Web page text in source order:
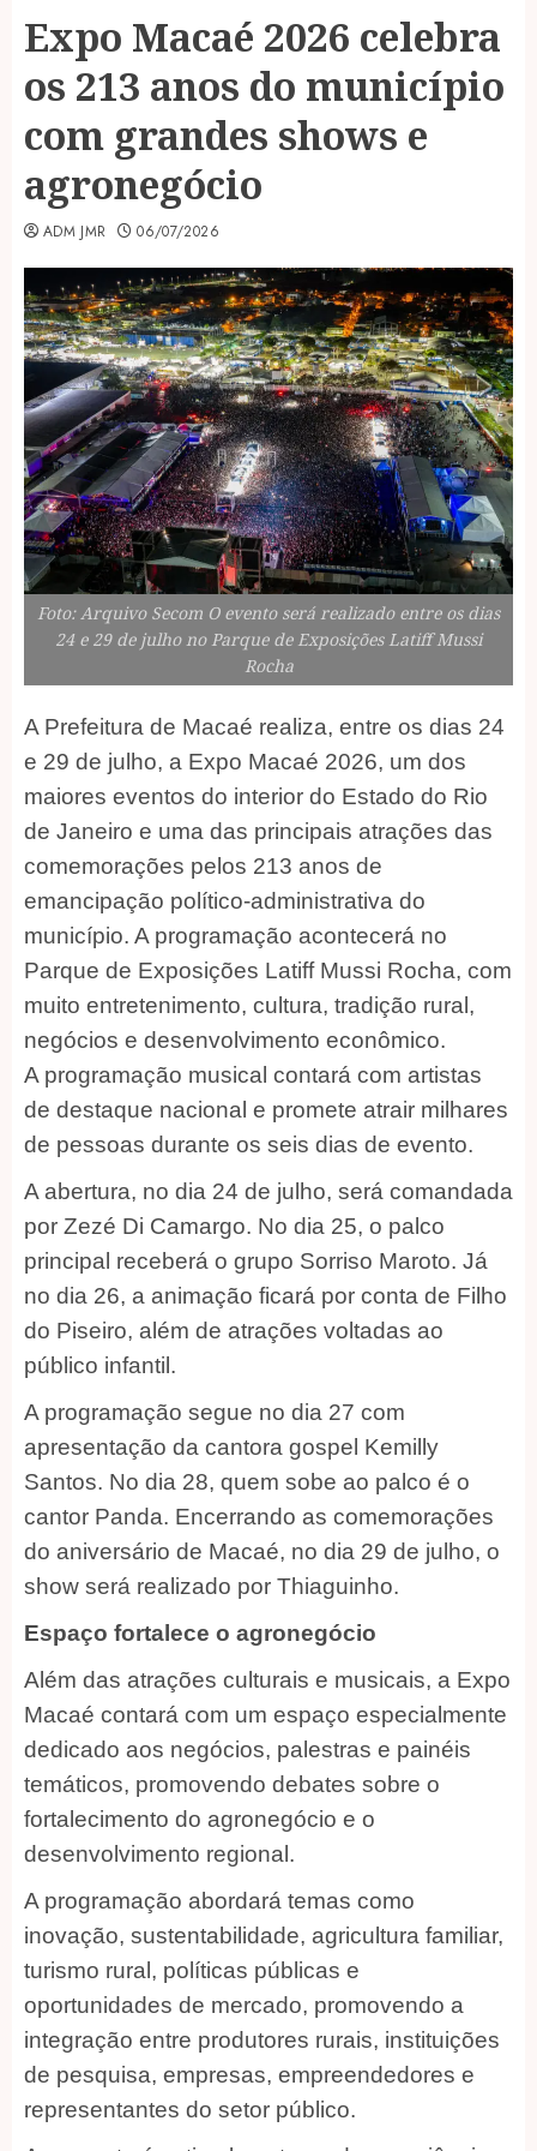
Expo Macaé 2026 celebra
os 213 anos do município
com grandes shows e
agronegócio
ADM JMR 06/07/2026
Foto: Arquivo Secom O evento será realizado entre os dias
24 e 29 de julho no Parque de Exposições Latiff Mussi
Rocha
A Prefeitura de Macaé realiza, entre os dias 24
e 29 de julho, a Expo Macaé 2026, um dos
maiores eventos do interior do Estado do Rio
de Janeiro e uma das principais atrações das
comemorações pelos 213 anos de
emancipação político-administrativa do
município. A programação acontecerá no
Parque de Exposições Latiff Mussi Rocha, com
muito entretenimento, cultura, tradição rural,
negócios e desenvolvimento econômico.
A programação musical contará com artistas
de destaque nacional e promete atrair milhares
de pessoas durante os seis dias de evento.
A abertura, no dia 24 de julho, será comandada
por Zezé Di Camargo. No dia 25, o palco
principal receberá o grupo Sorriso Maroto. Já
no dia 26, a animação ficará por conta de Filho
do Piseiro, além de atrações voltadas ao
público infantil.
A programação segue no dia 27 com
apresentação da cantora gospel Kemilly
Santos. No dia 28, quem sobe ao palco é o
cantor Panda. Encerrando as comemorações
do aniversário de Macaé, no dia 29 de julho, o
show será realizado por Thiaguinho.
Espaço fortalece o agronegócio
Além das atrações culturais e musicais, a Expo
Macaé contará com um espaço especialmente
dedicado aos negócios, palestras e painéis
temáticos, promovendo debates sobre o
fortalecimento do agronegócio e o
desenvolvimento regional.
A programação abordará temas como
inovação, sustentabilidade, agricultura familiar,
turismo rural, políticas públicas e
oportunidades de mercado, promovendo a
integração entre produtores rurais, instituições
de pesquisa, empresas, empreendedores e
representantes do setor público.